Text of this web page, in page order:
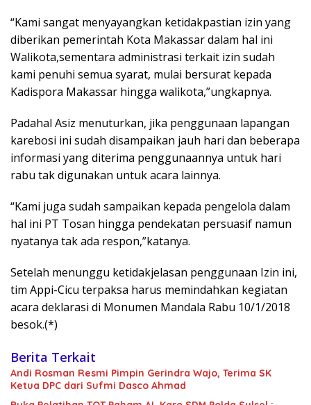
“Kami sangat menyayangkan ketidakpastian izin yang
diberikan pemerintah Kota Makassar dalam hal ini
Walikota,sementara administrasi terkait izin sudah
kami penuhi semua syarat, mulai bersurat kepada
Kadispora Makassar hingga walikota,”ungkapnya.
Padahal Asiz menuturkan, jika penggunaan lapangan
karebosi ini sudah disampaikan jauh hari dan beberapa
informasi yang diterima penggunaannya untuk hari
rabu tak digunakan untuk acara lainnya.
“Kami juga sudah sampaikan kepada pengelola dalam
hal ini PT Tosan hingga pendekatan persuasif namun
nyatanya tak ada respon,”katanya.
Setelah menunggu ketidakjelasan penggunaan Izin ini,
tim Appi-Cicu terpaksa harus memindahkan kegiatan
acara deklarasi di Monumen Mandala Rabu 10/1/2018
besok.(*)
Berita Terkait
Andi Rosman Resmi Pimpin Gerindra Wajo, Terima SK
Ketua DPC dari Sufmi Dasco Ahmad